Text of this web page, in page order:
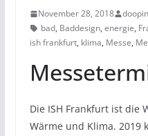
November 28, 2018 doopin
bad, Baddesign, energie,
ish frankfurt, klima, Messe,
Die ISH Frankfurt ist die
Wärme und Klima. 2019